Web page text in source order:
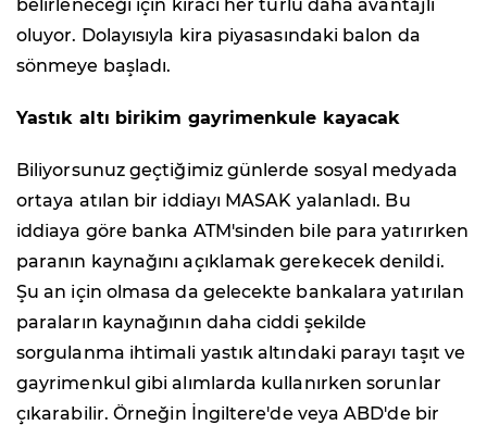
belirleneceği için kiracı her türlü daha avantajlı
oluyor. Dolayısıyla kira piyasasındaki balon da
sönmeye başladı.
Yastık altı birikim gayrimenkule kayacak
Biliyorsunuz geçtiğimiz günlerde sosyal medyada
ortaya atılan bir iddiayı MASAK yalanladı. Bu
iddiaya göre banka ATM'sinden bile para yatırırken
paranın kaynağını açıklamak gerekecek denildi.
Şu an için olmasa da gelecekte bankalara yatırılan
paraların kaynağının daha ciddi şekilde
sorgulanma ihtimali yastık altındaki parayı taşıt ve
gayrimenkul gibi alımlarda kullanırken sorunlar
çıkarabilir. Örneğin İngiltere'de veya ABD'de bir